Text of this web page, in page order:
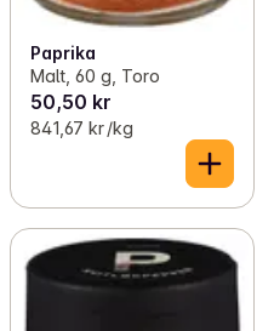
Paprika
Malt, 60 g, Toro
50,50 kr
841,67 kr /kg